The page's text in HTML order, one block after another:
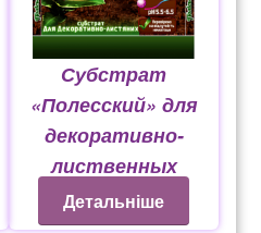
Субстрат
«Полесский» для
декоративно-
лиственных
от26 грн
Детальніше